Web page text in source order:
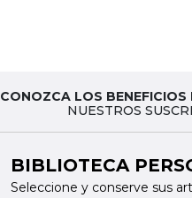
CONOZCA LOS BENEFICIOS
NUESTROS
BIBLIOTECA
Seleccione y conserve sus